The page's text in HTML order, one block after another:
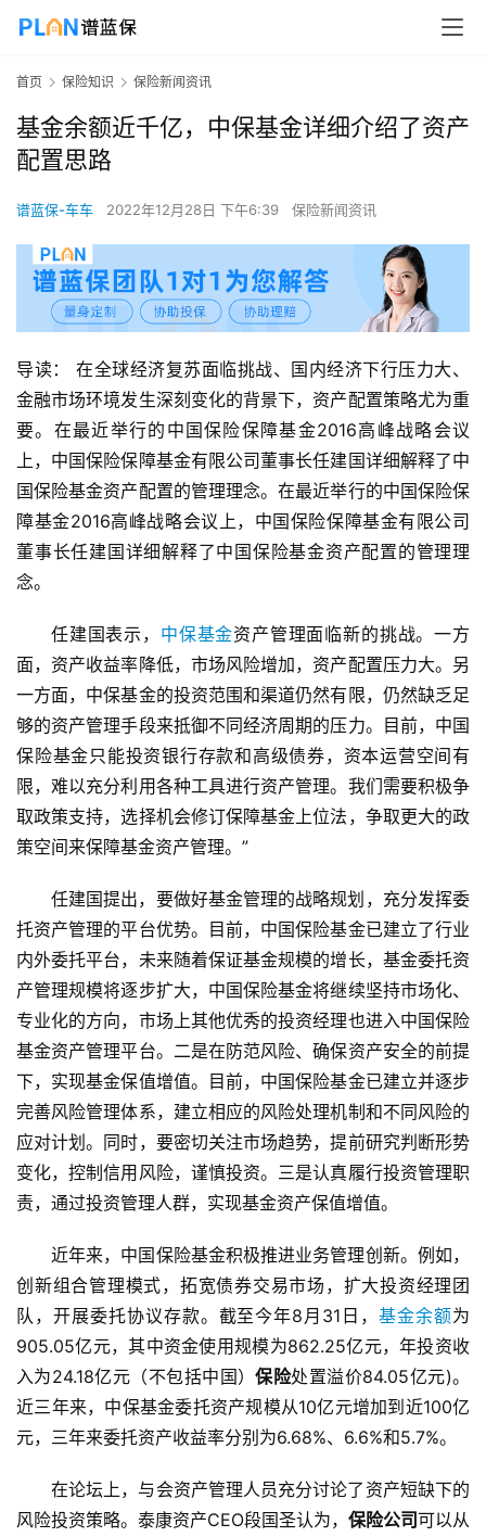
首页 保险知识 保险新闻资讯
基金余额近千亿，中保基金详细介绍了资产
配置思路
谱蓝保-车车 2022年12月28日 下午6:39 保险新闻资讯
导读： 在全球经济复苏面临挑战、国内经济下行压力大、
金融市场环境发生深刻变化的背景下，资产配置策略尤为重
要。在最近举行的中国保险保障基金2016高峰战略会议
上，中国保险保障基金有限公司董事长任建国详细解释了中
国保险基金资产配置的管理理念。在最近举行的中国保险保
障基金2016高峰战略会议上，中国保险保障基金有限公司
董事长任建国详细解释了中国保险基金资产配置的管理理
念。
任建国表示， 中保基金资产管理面临新的挑战。一方
面，资产收益率降低，市场风险增加，资产配置压力大。另
一方面，中保基金的投资范围和渠道仍然有限，仍然缺乏足
够的资产管理手段来抵御不同经济周期的压力。目前，中国
保险基金只能投资银行存款和高级债券，资本运营空间有
限，难以充分利用各种工具进行资产管理。我们需要积极争
取政策支持，选择机会修订保障基金上位法，争取更大的政
策空间来保障基金资产管理。”
任建国提出，要做好基金管理的战略规划，充分发挥委
托资产管理的平台优势。目前，中国保险基金已建立了行业
内外委托平台，未来随着保证基金规模的增长，基金委托资
产管理规模将逐步扩大，中国保险基金将继续坚持市场化、
专业化的方向，市场上其他优秀的投资经理也进入中国保险
基金资产管理平台。二是在防范风险、确保资产安全的前提
下，实现基金保值增值。目前，中国保险基金已建立并逐步
完善风险管理体系，建立相应的风险处理机制和不同风险的
应对计划。同时，要密切关注市场趋势，提前研究判断形势
变化，控制信用风险，谨慎投资。三是认真履行投资管理职
责，通过投资管理人群，实现基金资产保值增值。
近年来，中国保险基金积极推进业务管理创新。例如，
创新组合管理模式，拓宽债券交易市场，扩大投资经理团
队，开展委托协议存款。截至今年8月31日，基金余额为
905.05亿元，其中资金使用规模为862.25亿元，年投资收
入为24.18亿元（不包括中国）保险处置溢价84.05亿元)。
近三年来，中保基金委托资产规模从10亿元增加到近100亿
元，三年来委托资产收益率分别为6.68%、6.6%和5.7%。
在论坛上，与会资产管理人员充分讨论了资产短缺下的
风险投资策略。泰康资产CEO段国圣认为， 保险公司可以从